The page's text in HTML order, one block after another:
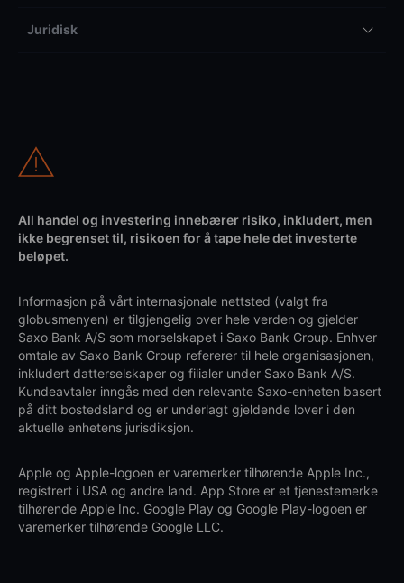
Juridisk
All handel og investering innebærer risiko, inkludert, men
ikke begrenset til, risikoen for å tape hele det investerte
beløpet.
Informasjon på vårt internasjonale nettsted (valgt fra
globusmenyen) er tilgjengelig over hele verden og gjelder
Saxo Bank A/S som morselskapet i Saxo Bank Group. Enhver
omtale av Saxo Bank Group refererer til hele organisasjonen,
inkludert datterselskaper og filialer under Saxo Bank A/S.
Kundeavtaler inngås med den relevante Saxo-enheten basert
på ditt bostedsland og er underlagt gjeldende lover i den
aktuelle enhetens jurisdiksjon.
Apple og Apple-logoen er varemerker tilhørende Apple Inc.,
registrert i USA og andre land. App Store er et tjenestemerke
tilhørende Apple Inc. Google Play og Google Play-logoen er
varemerker tilhørende Google LLC.